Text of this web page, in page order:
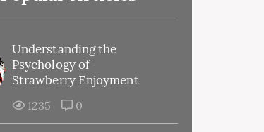
Understanding the
Psychology of
Strawberry Enjoyment
1235 0